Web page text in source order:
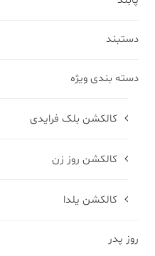
دستبند
دسته بندی ویژه
کالکشن بلک فرایدی
کالکشن روز زن
کالکشن یلدا
روز پدر